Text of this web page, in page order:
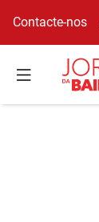
Contacte-nos